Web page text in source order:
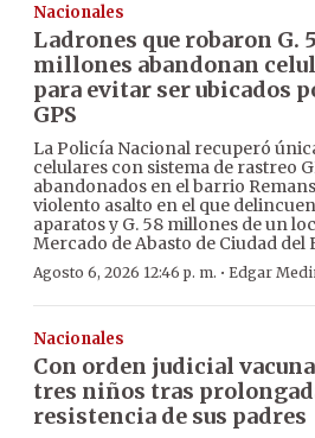
Nacionales
Ladrones que robaron G.
millones abandonan
para evitar ser ubicados
GPS
La Policía Nacional recuperó
celulares con sistema de rastreo
abandonados en el barrio
violento asalto en el que
aparatos y G. 58 millones de un
Mercado de Abasto de Ciudad del
Agosto 6, 2026 12:46 p. m. · Edgar
Nacionales
Con orden judicial
tres niños tras
resistencia de sus padres